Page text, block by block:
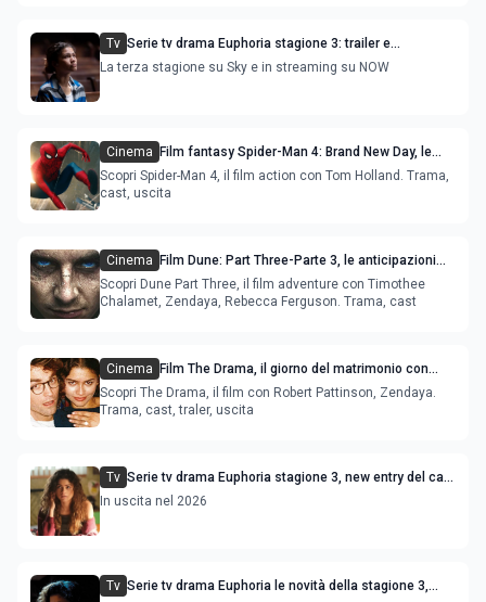
Tv Serie tv drama Euphoria stagione 3: trailer e
anticipazioni
La terza stagione su Sky e in streaming su NOW
Cinema
Film fantasy Spider-Man 4: Brand New Day, le
novità sul sequel
Scopri Spider-Man 4, il film action con Tom Holland. Trama,
cast, uscita
Cinema
Film Dune: Part Three-Parte 3, le anticipazioni
sul sequel - trailer
Scopri Dune Part Three, il film adventure con Timothee
Chalamet, Zendaya, Rebecca Ferguson. Trama, cast
Cinema
Film The Drama, il giorno del matrimonio con
Zendaya e Robert Pattinson
Scopri The Drama, il film con Robert Pattinson, Zendaya.
Trama, cast, traler, uscita
Tv Serie tv drama Euphoria stagione 3, new entry del cast
e anticipazioni
In uscita nel 2026
Tv Serie tv drama Euphoria le novità della stagione 3,